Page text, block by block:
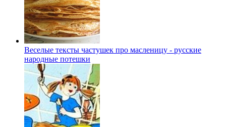
Веселые тексты частушек про масленицу - русские
народные потешки